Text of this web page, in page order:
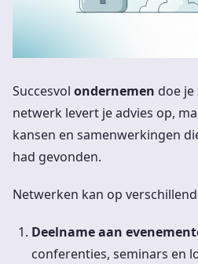
Succesvol ondernemen doe je
netwerk levert je advies op,
kansen en samenwerkingen
had gevonden.
Netwerken kan op
Deelname aan
conferenties, seminars en